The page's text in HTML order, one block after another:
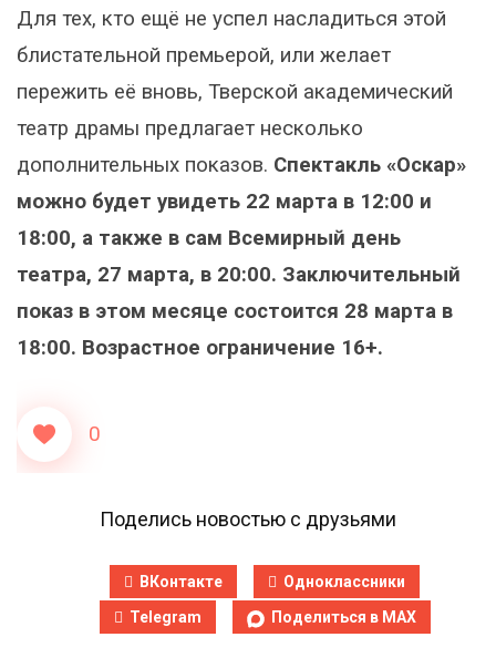
Для тех, кто ещё не успел насладиться этой
блистательной премьерой, или желает
пережить её вновь, Тверской академический
театр драмы предлагает несколько
дополнительных показов. Спектакль «Оскар»
можно будет увидеть 22 марта в 12:00 и
18:00, а также в сам Всемирный день
театра, 27 марта, в 20:00. Заключительный
показ в этом месяце состоится 28 марта в
18:00. Возрастное ограничение 16+.
0
Поделись новостью с друзьями
ВКонтакте
Одноклассники
Telegram
Поделиться в MAX